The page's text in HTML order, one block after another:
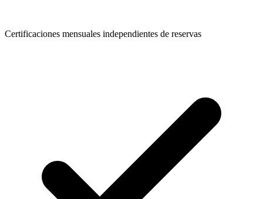
Certificaciones mensuales independientes de reservas